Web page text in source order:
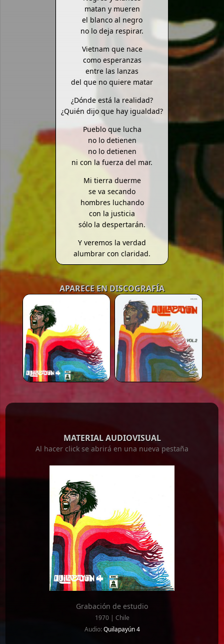
matan y mueren
el blanco al negro
no lo deja respirar.
Vietnam que nace
como esperanzas
entre las lanzas
del que no quiere matar
¿Dónde está la realidad?
¿Quién dijo que hay igualdad?
Pueblo que lucha
no lo detienen
no lo detienen
ni con la fuerza del mar.
Mi tierra duerme
se va secando
hombres luchando
con la justicia
sólo la despertarán.
Y veremos la verdad
alumbrar con claridad.
APARECE EN DISCOGRAFÍA
MATERIAL AUDIOVISUAL
Al hacer click se abrirá en una nueva pestaña
Grabación de estudio
1970 | Chile
Audio:Quilapayún 4